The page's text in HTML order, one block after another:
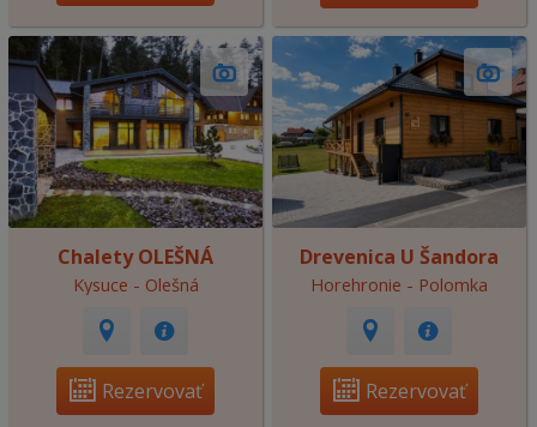
Chalety OLEŠNÁ
Kysuce - Olešná
Rezervovať
Drevenica U Šandora
Horehronie - Polomka
Rezervovať